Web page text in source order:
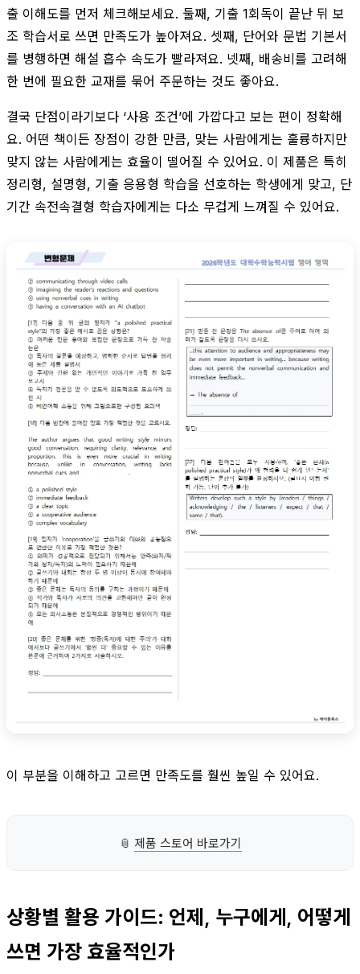
출 이해도를 먼저 체크해보세요. 둘째, 기출 1회독이 끝난 뒤 보
조 학습서로 쓰면 만족도가 높아져요. 셋째, 단어와 문법 기본서
를 병행하면 해설 흡수 속도가 빨라져요. 넷째, 배송비를 고려해
한 번에 필요한 교재를 묶어 주문하는 것도 좋아요.
결국 단점이라기보다 ‘사용 조건’에 가깝다고 보는 편이 정확해
요. 어떤 책이든 장점이 강한 만큼, 맞는 사람에게는 훌륭하지만
맞지 않는 사람에게는 효율이 떨어질 수 있어요. 이 제품은 특히
정리형, 설명형, 기출 응용형 학습을 선호하는 학생에게 맞고, 단
기간 속전속결형 학습자에게는 다소 무겁게 느껴질 수 있어요.
이 부분을 이해하고 고르면 만족도를 훨씬 높일 수 있어요.
📎 제품 스토어 바로가기
상황별 활용 가이드: 언제, 누구에게, 어떻게
쓰면 가장 효율적인가